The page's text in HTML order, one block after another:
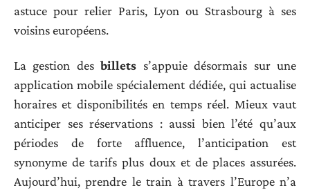
astuce pour relier Paris, Lyon ou Strasbourg à ses
voisins européens.
La gestion desbillets s’appuie désormais sur une
application mobile spécialement dédiée, qui actualise
horaires et disponibilités en temps réel. Mieux vaut
anticiper ses réservations : aussi bien l’été qu’aux
périodes de forte affluence, l’anticipation est
synonyme de tarifs plus doux et de places assurées.
Aujourd’hui, prendre le train à travers l’Europe n’a